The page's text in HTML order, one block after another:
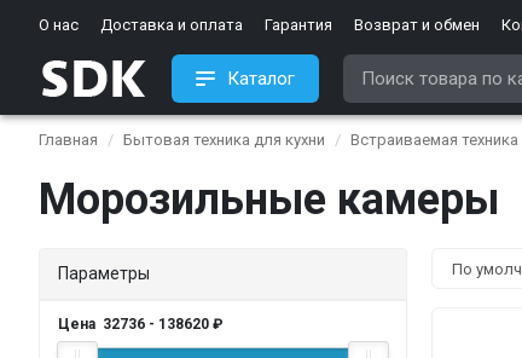
О нас Доставка и оплата Гарантия Возврат и обмен
Каталог
Главная Бытовая техника для кухни Встраиваемая техника
Морозильные камеры
Параметры
Цена 32736 - 138620 ₽